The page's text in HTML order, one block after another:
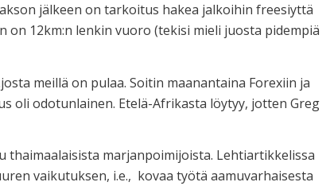
jälkeen on tarkoitus hakea jalkoihin freesiyttä
on 12km:n lenkin vuoro (tekisi mieli juosta pidempiä
meillä on pulaa. Soitin maanantaina Forexiin ja
oli odotunlainen. Etelä-Afrikasta löytyy, jotten Greg
thaimaalaisista marjanpoimijoista. Lehtiartikkelissa
vaikutuksen, i.e., kovaa työtä aamuvarhaisesta